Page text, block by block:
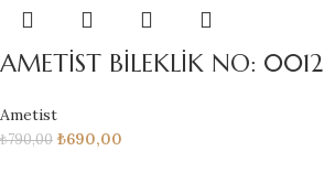
AMETİST BİLEKLİK NO: 0012
Ametist
₺790,00 ₺690,00